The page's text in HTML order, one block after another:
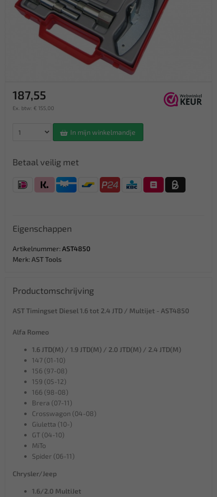
187,55
Ex. btw: € 155,00
In mijn winkelmandje
Betaal veilig met
Eigenschappen
Artikelnummer: AST4850
Merk: AST Tools
Productomschrijving
AST Timingset Diesel 1.6 tot 2.4 JTD / Multijet - AST4850
Alfa Romeo
1.6 JTD(M) / 1.9 JTD(M) / 2.0 JTD(M) / 2.4 JTD(M)
147 (01-10)
156 (97-08)
159 (05-12)
166 (98-08)
Brera (07-11)
Crosswagon (04-08)
Giuletta (10-)
GT (04-10)
MiTo
Spider (06-11)
Chrysler/Jeep
1.6/2.0 MultiJet